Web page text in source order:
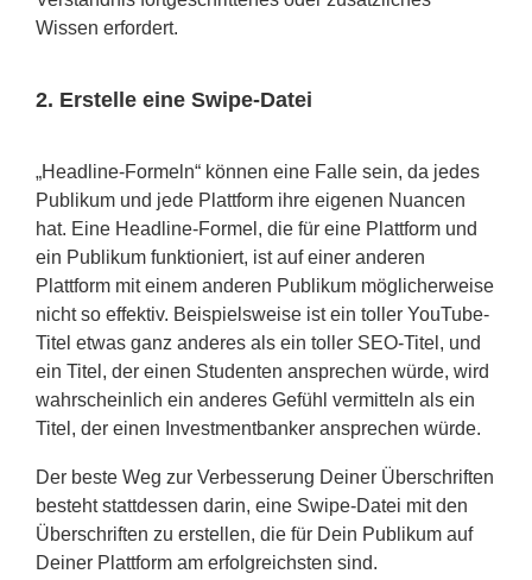
Wissen erfordert.
2. Erstelle eine Swipe-Datei
„Headline-Formeln“ können eine Falle sein, da jedes
Publikum und jede Plattform ihre eigenen Nuancen
hat. Eine Headline-Formel, die für eine Plattform und
ein Publikum funktioniert, ist auf einer anderen
Plattform mit einem anderen Publikum möglicherweise
nicht so effektiv. Beispielsweise ist ein toller YouTube-
Titel etwas ganz anderes als ein toller SEO-Titel, und
ein Titel, der einen Studenten ansprechen würde, wird
wahrscheinlich ein anderes Gefühl vermitteln als ein
Titel, der einen Investmentbanker ansprechen würde.
Der beste Weg zur Verbesserung Deiner Überschriften
besteht stattdessen darin, eine Swipe-Datei mit den
Überschriften zu erstellen, die für Dein Publikum auf
Deiner Plattform am erfolgreichsten sind.